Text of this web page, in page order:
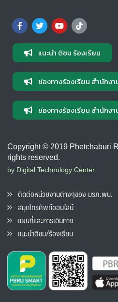
แนะนำ ติชม ร้องเรียน
ช่องทางร้องเรียน สำนักง
ช่องทางร้องเรียน สำนักง
Copyright © 2019 Phetchaburi
rights reserved.
by Digital Technology Center
ติดต่อหน่วยงานต่างๆของ มรภ.พบ.
สมุดโทรศัพท์ออนไลน์
แผนที่และการเดินทาง
แนะนำติชม/ร้องเรียน